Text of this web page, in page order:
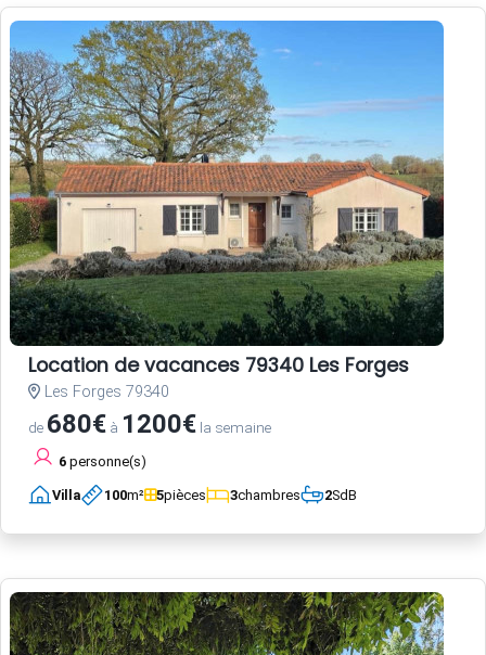
Location de vacances 79340 Les Forges
Les Forges 79340
de 680€ à 1200€ la semaine
6 personne(s)
Villa 100m² 5pièces 3chambres 2SdB